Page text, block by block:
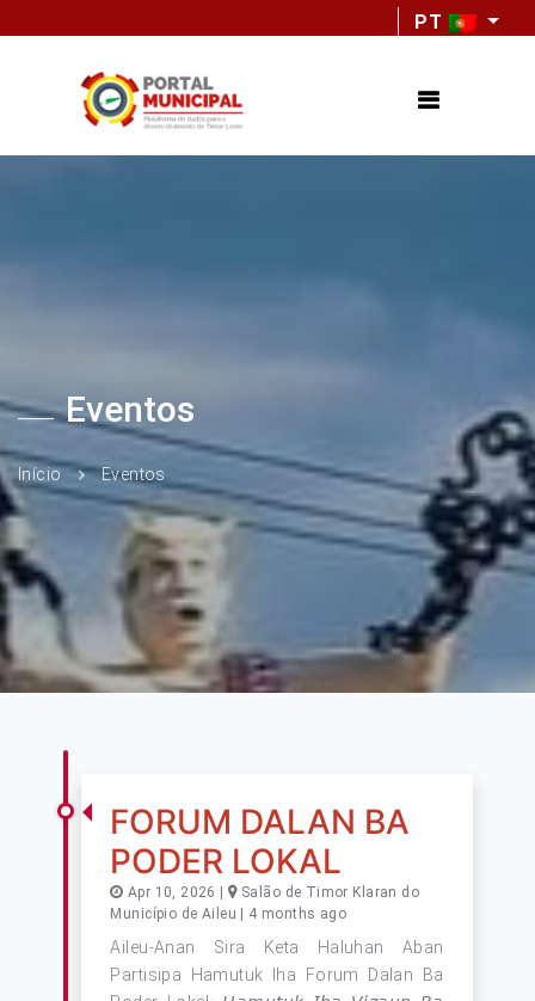
PT
Eventos
Início Eventos
FORUM DALAN BA
PODER LOKAL
Apr 10, 2026 | Salão de Timor Klaran do
Município de Aileu | 4 months ago
Aileu-Anan Sira Keta Haluhan Aban
Partisipa Hamutuk Iha Forum Dalan Ba